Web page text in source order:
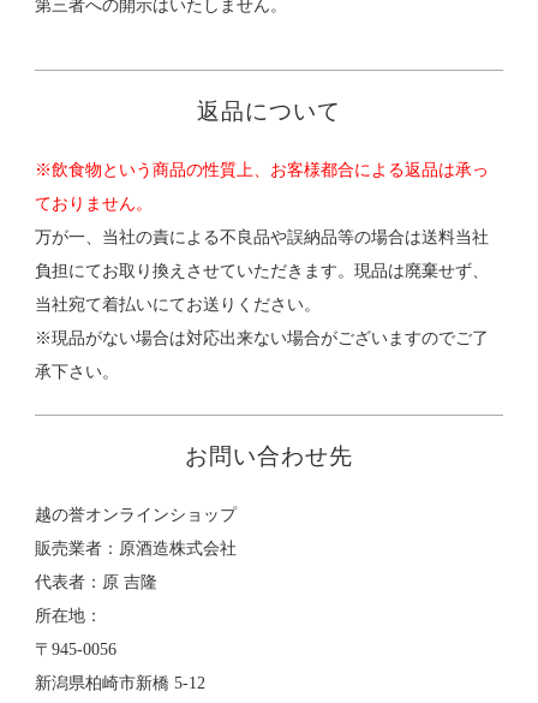
第三者への開示はいたしません。
返品について
※飲食物という商品の性質上、お客様都合による返品は承っ
ておりません。
万が一、当社の責による不良品や誤納品等の場合は送料当社
負担にてお取り換えさせていただきます。現品は廃棄せず、
当社宛て着払いにてお送りください。
※現品がない場合は対応出来ない場合がございますのでご了
承下さい。
お問い合わせ先
越の誉オンラインショップ
販売業者：原酒造株式会社
代表者：原 吉隆
所在地：
〒945-0056
新潟県柏崎市新橋 5-12